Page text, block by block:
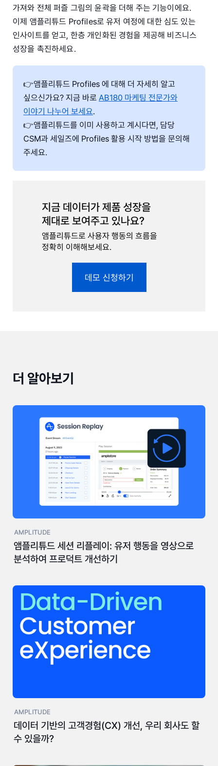
가져와 전체 퍼즐 그림의 윤곽을 더해 주는 기능이에요.
이제 앰플리튜드 Profiles로 유저 여정에 대한 심도 있는
인사이트를 얻고, 한층 개인화된 경험을 제공해 비즈니스
성장을 촉진하세요.
👉앰플리튜드 Profiles 에 대해 더 자세히 알고
싶으신가요? 지금 바로 AB180 마케팅 전문가와
이야기 나누어 보세요.
👉앰플리튜드를 이미 사용하고 계시다면, 담당
CSM과 세일즈에 Profiles 활용 시작 방법을 문의해
주세요.
지금 데이터가 제품 성장을
제대로 보여주고 있나요?
앰플리튜드로 사용자 행동의 흐름을
정확히 이해해보세요.
데모 신청하기
더 알아보기
AMPLITUDE
앰플리튜드 세션 리플레이: 유저 행동을 영상으로
분석하여 프로덕트 개선하기
AMPLITUDE
데이터 기반의 고객경험(CX) 개선, 우리 회사도 할
수 있을까?